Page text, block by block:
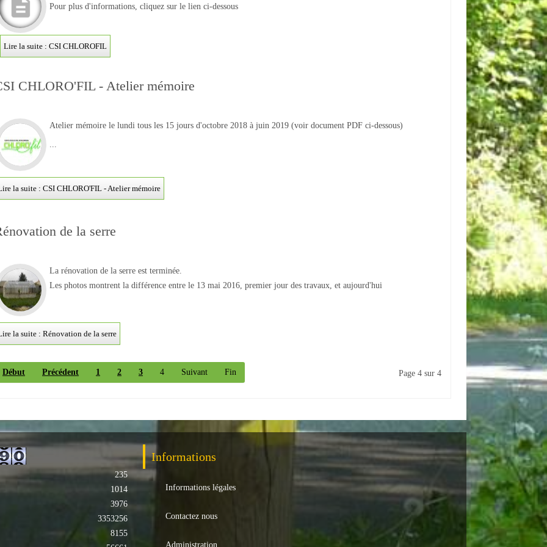
Pour plus d'informations, cliquez sur le lien ci-dessous
Lire la suite : CSI CHLOROFIL
CHLORO'FIL - Atelier mémoire
Atelier mémoire le lundi tous les 15 jours d'octobre 2018 à juin 2019 (voir document PDF ci-dessous)
...
la suite : CSI CHLORO'FIL - Atelier mémoire
de la serre
La rénovation de la serre est terminée.
Les photos montrent la différence entre le 13 mai 2016, premier jour des travaux, et aujourd'hui
la suite : Rénovation de la serre
Page 4 sur 4
Début Précédent 1 2 3 4 Suivant Fin
235
1014
3976
3353256
8155
Informations
Informations légales
Contactez nous
Administration